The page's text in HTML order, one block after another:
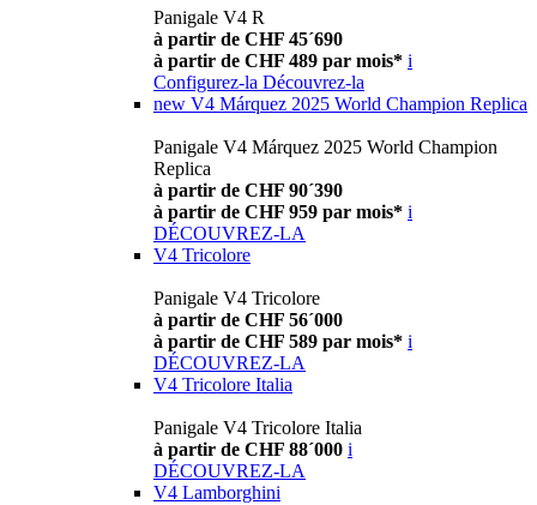
Panigale V4 R
à partir de CHF 45´690
à partir de CHF 489 par mois* i
Configurez-la Découvrez-la
new V4 Márquez 2025 World Champion Replica
Panigale V4 Márquez 2025 World Champion
Replica
à partir de CHF 90´390
à partir de CHF 959 par mois* i
DÉCOUVREZ-LA
V4 Tricolore
Panigale V4 Tricolore
à partir de CHF 56´000
à partir de CHF 589 par mois* i
DÉCOUVREZ-LA
V4 Tricolore Italia
Panigale V4 Tricolore Italia
à partir de CHF 88´000 i
DÉCOUVREZ-LA
V4 Lamborghini